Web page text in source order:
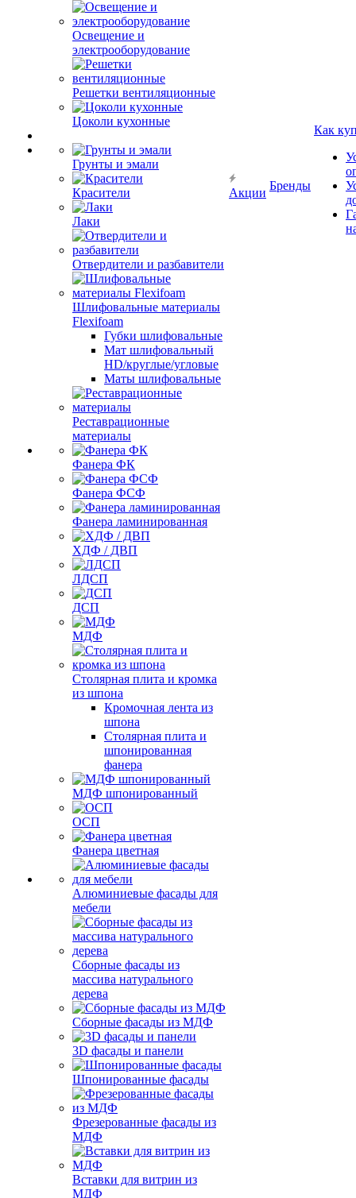
Освещение и
электрооборудование
Решетки вентиляционные
Цоколи кухонные
Грунты и эмали
Красители
Лаки
Отвердители и разбавители
Шлифовальные материалы
Flexifoam
Губки шлифовальные
Мат шлифовальный
HD/круглые/угловые
Маты шлифовальные
Реставрационные
материалы
Фанера ФК
Фанера ФСФ
Фанера ламинированная
ХДФ / ДВП
ЛДСП
ДСП
МДФ
Столярная плита и кромка
из шпона
Кромочная лента из
шпона
Столярная плита и
шпонированная
фанера
МДФ шпонированный
ОСП
Фанера цветная
Алюминиевые фасады для
мебели
Сборные фасады из
массива натурального
дерева
Сборные фасады из МДФ
3D фасады и панели
Шпонированные фасады
Фрезерованные фасады из
МДФ
Вставки для витрин из
МДФ
Акции
Бренды
Как